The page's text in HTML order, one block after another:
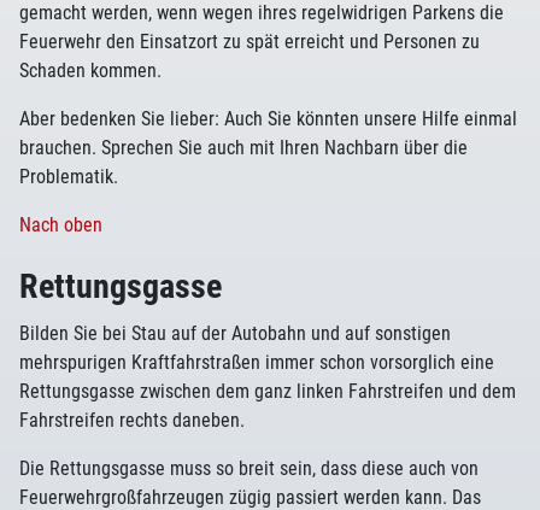
gemacht werden, wenn wegen ihres regelwidrigen Parkens die
Feuerwehr den Einsatzort zu spät erreicht und Personen zu
Schaden kommen.
Aber bedenken Sie lieber: Auch Sie könnten unsere Hilfe einmal
brauchen. Sprechen Sie auch mit Ihren Nachbarn über die
Problematik.
Nach oben
Rettungsgasse
Bilden Sie bei Stau auf der Autobahn und auf sonstigen
mehrspurigen Kraftfahrstraßen immer schon vorsorglich eine
Rettungsgasse zwischen dem ganz linken Fahrstreifen und dem
Fahrstreifen rechts daneben.
Die Rettungsgasse muss so breit sein, dass diese auch von
Feuerwehrgroßfahrzeugen zügig passiert werden kann. Das